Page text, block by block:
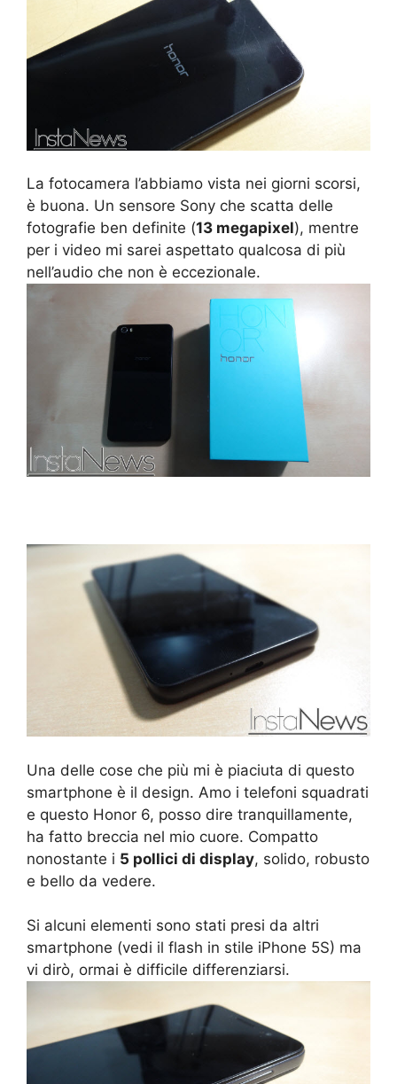
La fotocamera l’abbiamo vista nei giorni scorsi,
è buona. Un sensore Sony che scatta delle
fotografie ben definite (13 megapixel), mentre
per i video mi sarei aspettato qualcosa di più
nell’audio che non è eccezionale.
Una delle cose che più mi è piaciuta di questo
smartphone è il design. Amo i telefoni squadrati
e questo Honor 6, posso dire tranquillamente,
ha fatto breccia nel mio cuore. Compatto
nonostante i 5 pollici di display, solido, robusto
e bello da vedere.
Si alcuni elementi sono stati presi da altri
smartphone (vedi il flash in stile iPhone 5S) ma
vi dirò, ormai è difficile differenziarsi.